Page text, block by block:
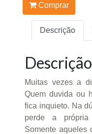
Comprar
Descrição
Descrição
Muitas vezes a
Quem duvida ou
fica inquieto. Na
perde a
Somente aqueles